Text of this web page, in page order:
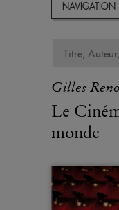
NAVIGATION
Gilles
Le
monde